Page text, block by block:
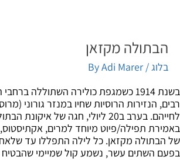
הבתולה מקזאן
בלוג/ By
Adi Marer
בשנת 1914 כשמגפת כולירה השתוללה ברחבי
הנזירות הרוסיות שחיו במנזר גורוני
לחייהם. בערב ב20 ליולי, חגה של איקונת
תפילה/פיוט מיוחד למרים, אקתיסטוס,
מקזאן. כל לילה התפללו עד שלאחר
השתים עשר, נשמע קול שמיימי שהבטיח